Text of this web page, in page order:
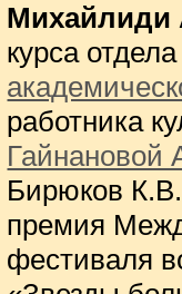
Михайлиди
курса
работника
Гайнановой
Бирюков
премия
фестиваля